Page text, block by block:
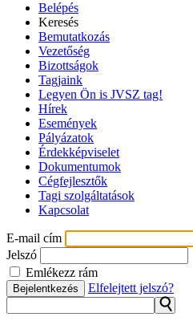
Belépés
Keresés
Bemutatkozás
Vezetőség
Bizottságok
Tagjaink
Legyen Ön is JVSZ tag!
Hírek
Események
Pályázatok
Érdekképviselet
Dokumentumok
Cégfejlesztők
Tagi szolgáltatások
Kapcsolat
E-mail cím
Jelszó
Emlékezz rám
Bejelentkezés Elfelejtett jelszó?
⚲